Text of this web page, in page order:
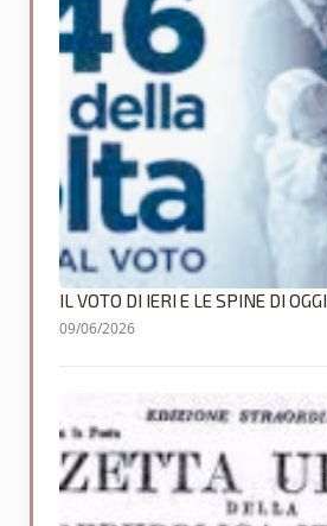
IL VOTO DI IERI E LE SPINE DI OGGI
09/06/2026